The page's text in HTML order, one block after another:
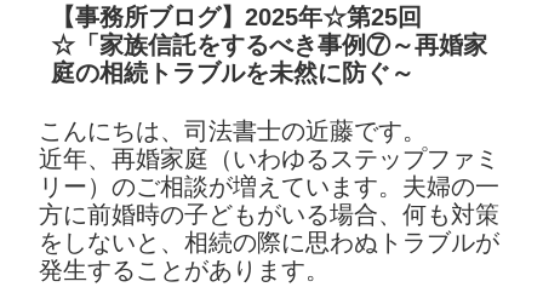
【事務所ブログ】2025年☆第25回
☆「家族信託をするべき事例⑦～再婚家
庭の相続トラブルを未然に防ぐ～
こんにちは、司法書士の近藤です。
近年、再婚家庭（いわゆるステップファミ
リー）のご相談が増えています。夫婦の一
方に前婚時の子どもがいる場合、何も対策
をしないと、相続の際に思わぬトラブルが
発生することがあります。